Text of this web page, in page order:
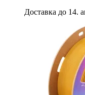
Доставка до 14.